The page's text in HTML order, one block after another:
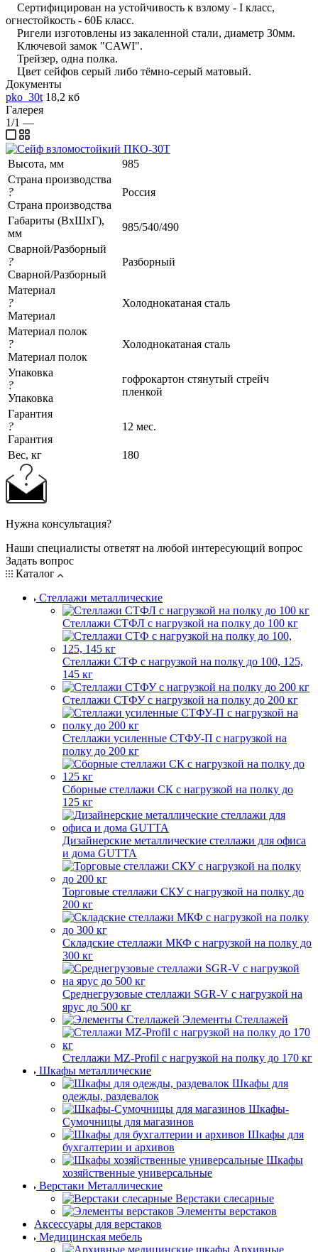
Сертифицирован на устойчивость к взлому - I класс,
огнестойкость - 60Б класс.
Ригели изготовлены из закаленной стали, диаметр 30мм.
Ключевой замок "CAWI".
Трейзер, одна полка.
Цвет сейфов серый либо тёмно-серый матовый.
Документы
pko_30t 18,2 кб
Галерея
1/1 —
Высота, мм
985
Страна производства
?
Страна производства
Россия
Габариты (ВхШхГ),
мм
985/540/490
Сварной/Разборный
?
Сварной/Разборный
Разборный
Материал
?
Материал
Холоднокатаная сталь
Материал полок
?
Материал полок
Холоднокатаная сталь
Упаковка
?
Упаковка
гофрокартон стянутый стрейч
пленкой
Гарантия
?
Гарантия
12 мес.
Вес, кг 180
Нужна консультация?
Наши специалисты ответят на любой интересующий вопрос
Задать вопрос
Каталог
Стеллажи металлические
Стеллажи СТФЛ с нагрузкой на полку до 100 кг
Стеллажи СТФ с нагрузкой на полку до 100, 125,
145 кг
Стеллажи СТФУ с нагрузкой на полку до 200 кг
Стеллажи усиленные СТФУ-П с нагрузкой на
полку до 200 кг
Сборные стеллажи СК с нагрузкой на полку до
125 кг
Дизайнерские металлические стеллажи для офиса
и дома GUTTA
Торговые стеллажи СКУ с нагрузкой на полку до
200 кг
Складские стеллажи МКФ с нагрузкой на полку до
300 кг
Среднегрузовые стеллажи SGR-V с нагрузкой на
ярус до 500 кг
Элементы Стеллажей
Стеллажи MZ-Profil с нагрузкой на полку до 170 кг
Шкафы металлические
Шкафы для
одежды, раздевалок
Шкафы-
Сумочницы для магазинов
Шкафы для
бухгалтерии и архивов
Шкафы
хозяйственные универсальные
Верстаки Металлические
Верстаки слесарные
Элементы верстаков
Аксессуары для верстаков
Медицинская мебель
Архивные